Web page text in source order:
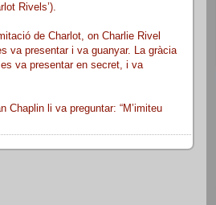
Rivels’).
de Charlot, on Charlie Rivel
va presentar i va guanyar. La gràcia
va presentar en secret, i va
Chaplin li va preguntar: “M’imiteu